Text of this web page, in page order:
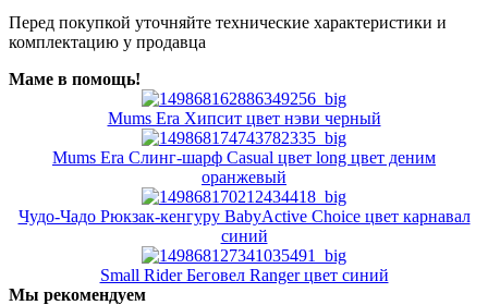
Перед покупкой уточняйте технические характеристики и
комплектацию у продавца
Маме в помощь!
Mums Era Хипсит цвет нэви черный
Mums Era Слинг-шарф Casual цвет long цвет деним
оранжевый
Чудо-Чадо Рюкзак-кенгуру BabyActive Choice цвет карнавал
синий
Small Rider Беговел Ranger цвет синий
Мы рекомендуем